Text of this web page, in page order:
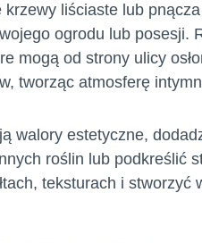
krzewy liściaste lub
ogrodu lub posesji.
mogą od strony ulicy
tworząc atmosferę
walory estetyczne,
roślin lub podkreślić
teksturach i stworzyć